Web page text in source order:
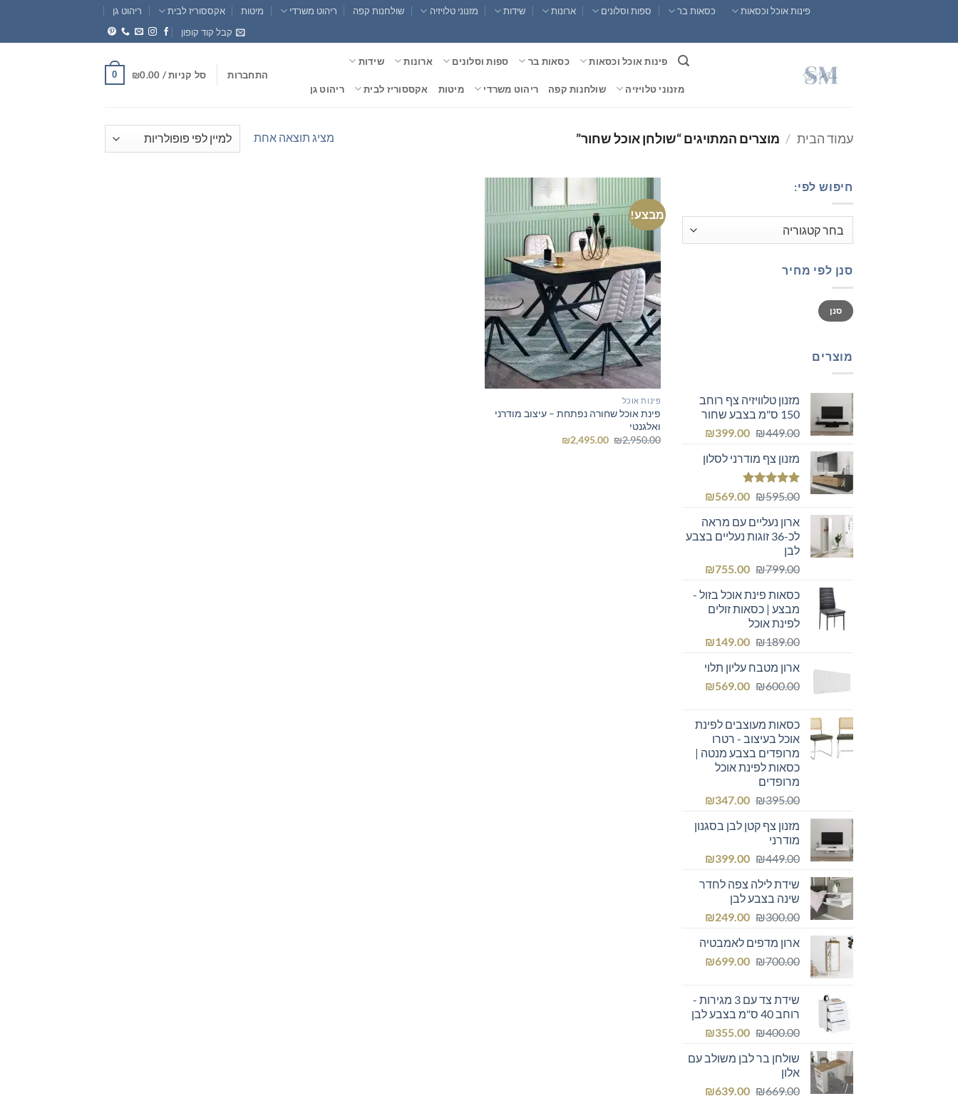
content
פינות אוכל וכסאות כסאות בר ספות וסלונים ארונות שידות מזנוני טלויזיה שולחנות קפה ריהוט משרדי מיטות אקססוריז לבית
ריהוט גן
קבל קוד קופון
פינות אוכל וכסאות כסאות בר ספות וסלונים ארונות שידות
מזנוני טלויזיה שולחנות קפה ריהוט משרדי מיטות אקססוריז לבית ריהוט גן
התחברות סל קניות / ₪0.00
0
עמוד הבית / מוצרים המתויגים “שולחן אוכל שחור” מציג תוצאה אחת
חיפוש לפי:
סנן לפי מחיר
מחיר
מינימלי
מחיר
מקסימלי
סנן
מוצרים
מזנון טלוויזיה צף רוחב
150 ס"מ בצבע שחור
₪449.00
המחיר
היה:
₪449.00.
₪399.00
המחיר
הוא:מזנון צף מודרני לסלון
דורג5.00
₪595.00
המחיר
היה:
₪595.00.
₪569.00
המחיר
הוא:
₪569.00.
ארון נעליים עם מראה
לכ-36 זוגות נעליים בצבע
לבן
₪799.00
המחיר
היה:
₪799.00.
₪755.00
המחיר
הוא:
כסאות פינת אוכל בזול -
מבצע | כסאות זולים
לפינת אוכל
₪189.00
המחיר
היה:
₪189.00.
₪149.00
המחיר
הוא:
₪149.00.
ארון מטבח עליון תלוי
₪600.00
המחיר
₪600.00.
₪569.00
המחיר
₪569.00.כסאות מעוצבים לפינת
אוכל בעיצוב - רטרו
מרופדים בצבע מנטה |
כסאות לפינת אוכל
מרופדים
₪395.00
המחיר
היה:
₪347.00
המחיר
הוא:
מזנון צף קטן לבן בסגנון
מודרני
₪449.00
המחיר
היה:
₪449.00.
₪399.00
המחיר
הוא:שידת לילה צפה לחדר
שינה בצבע לבן
₪300.00
המחיר
היה:
₪300.00.
₪249.00
המחיר
הוא:
₪249.00.
ארון מדפים לאמבטיה
₪700.00
המחיר
₪700.00.
₪699.00
המחיר
₪699.00.שידת צד עם 3 מגירות -
רוחב 40 ס"מ בצבע לבן
₪400.00
המחיר
היה:
₪355.00
המחיר
הוא:
שולחן בר לבן משולב עם
אלון
₪669.00
המחיר ₪639.00
המחיר
מבצע!
פינות אוכל
פינת אוכל שחורה נפתחת – עיצוב מודרני
ואלגנטי
₪2,950.00
המחיר
₪2,495.00